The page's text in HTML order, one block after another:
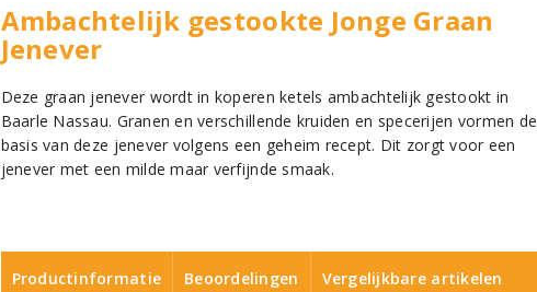
Ambachtelijk gestookte Jonge Graan
Jenever
Deze graan jenever wordt in koperen ketels ambachtelijk gestookt in
Baarle Nassau. Granen en verschillende kruiden en specerijen vormen de
basis van deze jenever volgens een geheim recept. Dit zorgt voor een
jenever met een milde maar verfijnde smaak.
Productinformatie Beoordelingen Vergelijkbare artikelen